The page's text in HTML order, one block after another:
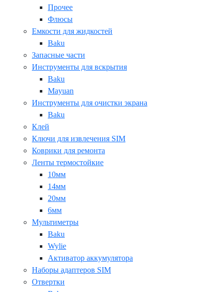
Прочее
Флюсы
Емкости для жидкостей
Baku
Запасные части
Инструменты для вскрытия
Baku
Mayuan
Инструменты для очистки экрана
Baku
Клей
Ключи для извлечения SIM
Коврики для ремонта
Ленты термостойкие
10мм
14мм
20мм
6мм
Мультиметры
Baku
Wylie
Активатор аккумулятора
Наборы адаптеров SIM
Отвертки